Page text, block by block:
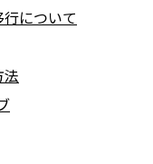
について
法